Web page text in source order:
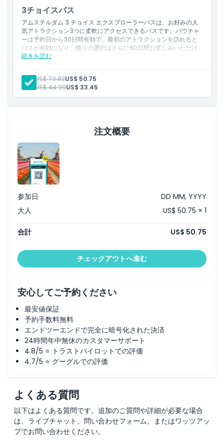
場所
キャンセルポリシー
3チョイスパス
アムステルダム 3 チョイス エクスプローラーパスは、お好みの人
気アトラクション3つに柔軟にアクセスできるパスです。バウチャ
ーは予約日から30日間有効で、最初のアトラクションを訪れると
パスが有効になり、残りの選択はさらに60日間お楽しみいただけ
ます。
続きを読む
アムステルダムの豊富なアトラクションや体験から任意の3つ
に入場できます。
パスは初回有効化から60日間有効です。
大人: US$ 73.82US$ 50.75
子供:
US$ 44.99US$ 33.45
注文概要
参加日
DD MM, YYYY
大人
US$ 50.75 × 1
合計 US$ 50.75
チェックアウトへ進む
安心してご予約ください
最安値保証
予約手数料無料
エンドツーエンドで完全に暗号化された決済
24時間年中無休のカスタマーサポート
4.8/5 ⭐ トラストパイロットでの評価
4.7/5 ⭐ グーグルでの評価
よくある質問
以下はよくある質問です。追加のご質問や詳細が必要な場合
は、ライブチャット、問い合わせフォーム、またはワッツアッ
プでお問い合わせください。